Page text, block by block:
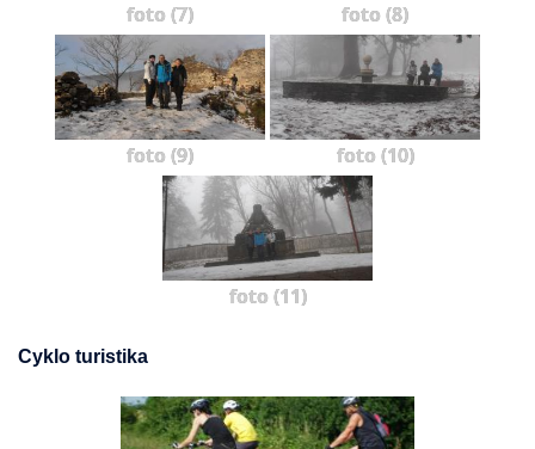
foto (7) foto (8)
foto (9) foto (10)
foto (11)
Cyklo turistika